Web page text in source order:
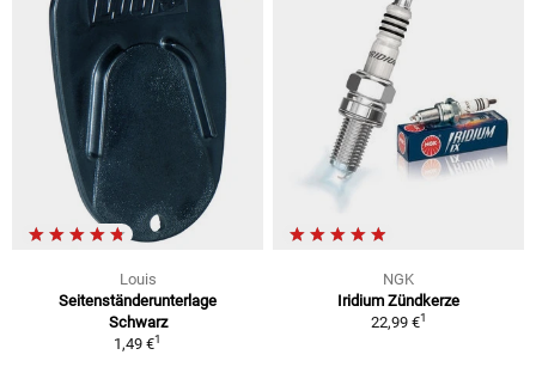
Louis
Seitenständerunterlage
Schwarz
1,49 €1
NGK
Iridium Zündkerze
22,99 €1